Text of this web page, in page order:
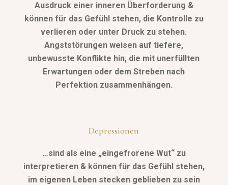
Ausdruck einer inneren Überforderung &
können für das Gefühl stehen, die Kontrolle zu
verlieren oder unter Druck zu stehen.
Angststörungen weisen auf tiefere,
unbewusste Konflikte hin, die mit unerfüllten
Erwartungen oder dem Streben nach
Perfektion zusammenhängen.
Depressionen
…sind als eine „eingefrorene Wut“ zu
interpretieren & können für das Gefühl stehen,
im eigenen Leben stecken geblieben zu sein